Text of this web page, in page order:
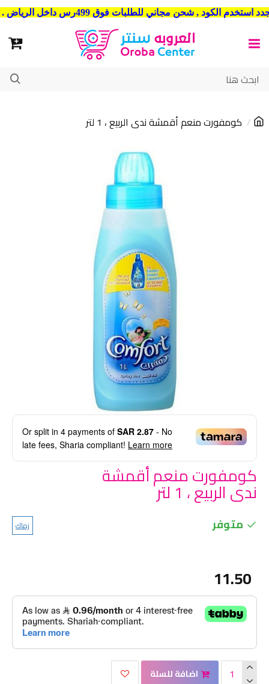
شحن مجاني للطلبات فوق 499رس داخل الرياض . وشحن الي جميع مدن المملكة العربية السعودية
كومفورت منعم أقمشة ندى الربيع ، 1 لتر
Or split in 4 payments of SAR 2.87 - No
late fees, Sharia compliant! Learn more
كومفورت منعم أقمشة
ندى الربيع ، 1 لتر
متوفر زماك
11.50
اضافة للسلة